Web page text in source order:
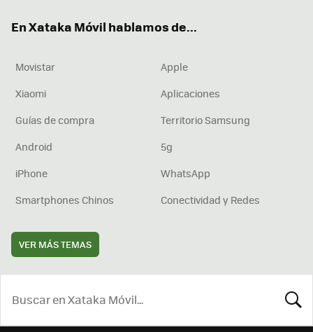
En Xataka Móvil hablamos de...
Movistar
Apple
Xiaomi
Aplicaciones
Guías de compra
Territorio Samsung
Android
5g
iPhone
WhatsApp
Smartphones Chinos
Conectividad y Redes
VER MÁS TEMAS